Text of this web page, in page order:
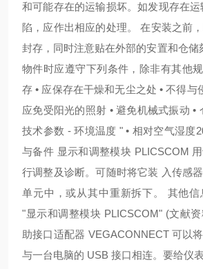
和可能存在的运输损坏。如发现存在
陷，应作出相应的处理。 在安装之前
封存，同时注意贴在外部的安置和仓储
物件时应遵守下列条件，除非有其他
存 • 应保存在干燥和无尘之处 • 不得与
应免受阳光的照射 • 避免机械式振动 •
技术参数 - 环境温度 " • 相对空气湿度
与备件 显示和调整模块 PLICSCOM
行调整及诊断。可随时将它装 入传感
单元中，或从其中重新拆下。 其他
"显示和调整模块 PLICSCOM" (文献
助接口适配器 VEGACONNECT 可以
与一台电脑的 USB 接口相连。要给仪